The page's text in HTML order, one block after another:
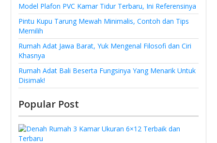
Model Plafon PVC Kamar Tidur Terbaru, Ini Referensinya
Pintu Kupu Tarung Mewah Minimalis, Contoh dan Tips
Memilih
Rumah Adat Jawa Barat, Yuk Mengenal Filosofi dan Ciri
Khasnya
Rumah Adat Bali Beserta Fungsinya Yang Menarik Untuk
Disimak!
Popular Post